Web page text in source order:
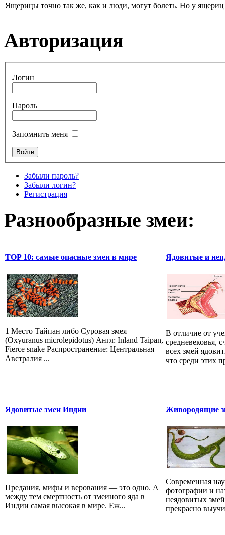
Ящерицы точно так же, как и люди, могут болеть. Но у
Авторизация
Логин
Пароль
Запомнить меня
Забыли пароль?
Забыли логин?
Регистрация
Разнообразные змеи:
TOP 10: самые опасные змеи в мире
1 Место Тайпан либо Суровая змея
(Oxyuranus microlepidotus) Англ: Inland Taipan,
Fierce snake Распространение: Центральная
Австралия ...
Ядовитые и
В отличие от
средневековья,
всех змей
что среди этих
Ядовитые змеи Индии
Предания, мифы и верования — это одно. А
между тем смертность от змеиного яда в
Индии самая высокая в мире. Еж...
Живородящие
Современная
фотографии и
неядовитых
прекрасно